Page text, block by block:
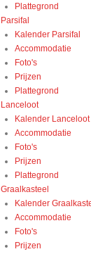
Plattegrond
Parsifal
Kalender Parsifal
Accommodatie
Foto's
Prijzen
Plattegrond
Lanceloot
Kalender Lanceloot
Accommodatie
Foto's
Prijzen
Plattegrond
Graalkasteel
Kalender
Accommodatie
Foto's
Prijzen